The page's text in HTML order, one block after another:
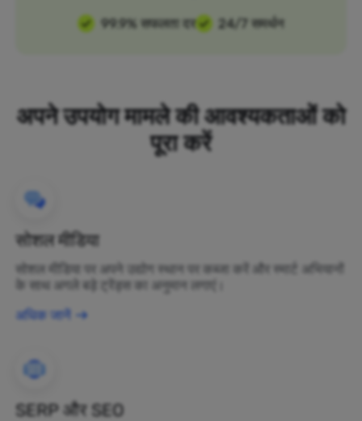
99.9% सफलता दर
24/7 समर्थन
अपने उपयोग मामले की आवश्यकताओं को
पूरा करें
सोशल मीडिया
सोशल मीडिया पर अपने उद्योग स्थान पर कब्जा करें और स्मार्ट अभियानों
के साथ अगले बड़े ट्रेंड्स का अनुमान लगाएं।
अधिक जानें
SERP और SEO